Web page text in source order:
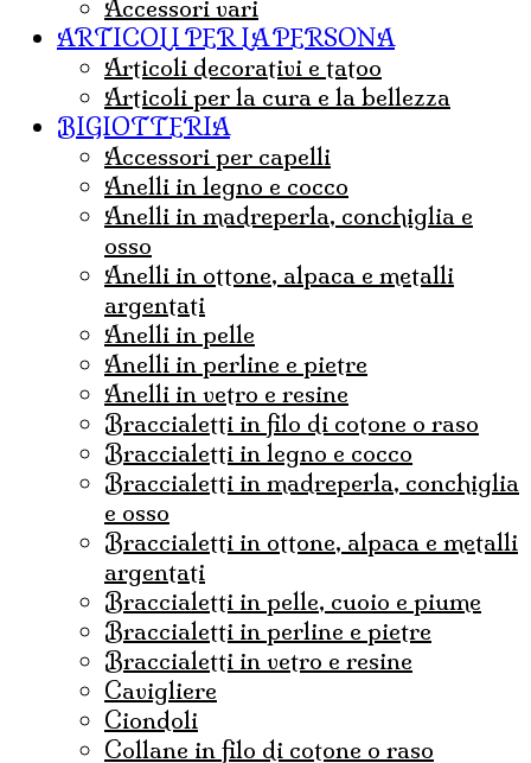
Accessori vari
ARTICOLI PER LA PERSONA
articoli decorativi e tatoo
articoli per la cura e la bellezza
BIGIOTTERIA
accessori per capelli
anelli in legno e cocco
anelli in madreperla, conchiglia e
osso
anelli in ottone, alpaca e metalli
argentati
anelli in pelle
anelli in perline e pietre
anelli in vetro e resine
braccialetti in filo di cotone o raso
braccialetti in legno e cocco
braccialetti in madreperla, conchiglia
e osso
braccialetti in ottone, alpaca e metalli
argentati
braccialetti in pelle, cuoio e piume
braccialetti in perline e pietre
braccialetti in vetro e resine
cavigliere
ciondoli
collane in filo di cotone o raso